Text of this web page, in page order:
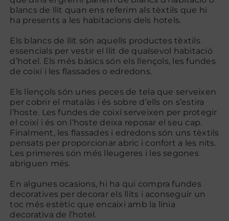
Estances
Projectes
Blog
Contacte
blancs de llit quan ens referim als tèxtils que hi
ha presents a les habitacions dels hotels.
Els blancs de llit són aquells productes tèxtils
essencials per vestir el llit de qualsevol habitació
d’hotel. Els més bàsics són els llençols, les fundes
de coixí i les flassades o edredons.
Els llençols són unes peces de tela que serveixen
per cobrir el matalàs i és sobre d’ells on s’estira
l’hoste. Les fundes de coixí serveixen per protegir
el coixí i és on l’hoste deixa reposar el seu cap.
Finalment, les flassades i edredons són uns tèxtils
pensats per proporcionar abric i confort a les nits.
Les primeres són més lleugeres i les segones
abriguen més.
En algunes ocasions, hi ha qui compra fundes
decoratives per decorar els llits i aconseguir un
toc més estètic que encaixi amb la línia
decorativa de l’hotel.